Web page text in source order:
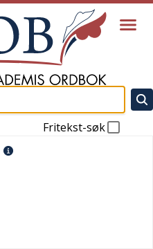
Fritekst-søk